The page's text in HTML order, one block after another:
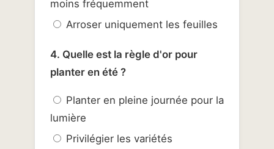
moins fréquemment
Arroser uniquement les feuilles
4. Quelle est la règle d'or pour
planter en été ?
Planter en pleine journée pour la
lumière
Privilégier les variétés